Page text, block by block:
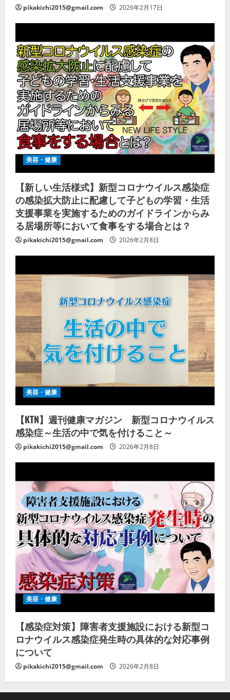
pikakichi2015@gmail.com 2026年2月17日
美容・健康
【新しい生活様式】新型コロナウイルス感染症
の感染拡大防止に配慮して子どもの学習・生活
支援事業を実施するためのガイドラインからみ
る居場所等において食事をする場合とは？
pikakichi2015@gmail.com 2026年2月8日
美容・健康
【KTN】週刊健康マガジン 新型コロナウイルス
感染症～生活の中で気を付けること～
pikakichi2015@gmail.com 2026年2月8日
美容・健康
【感染症対策】障害者支援施設における新型コ
ロナウイルス感染症発生時の具体的な対応事例
について
pikakichi2015@gmail.com 2026年2月8日